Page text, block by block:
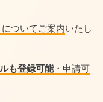
ついてご案内いたし
も登録可能・申請可